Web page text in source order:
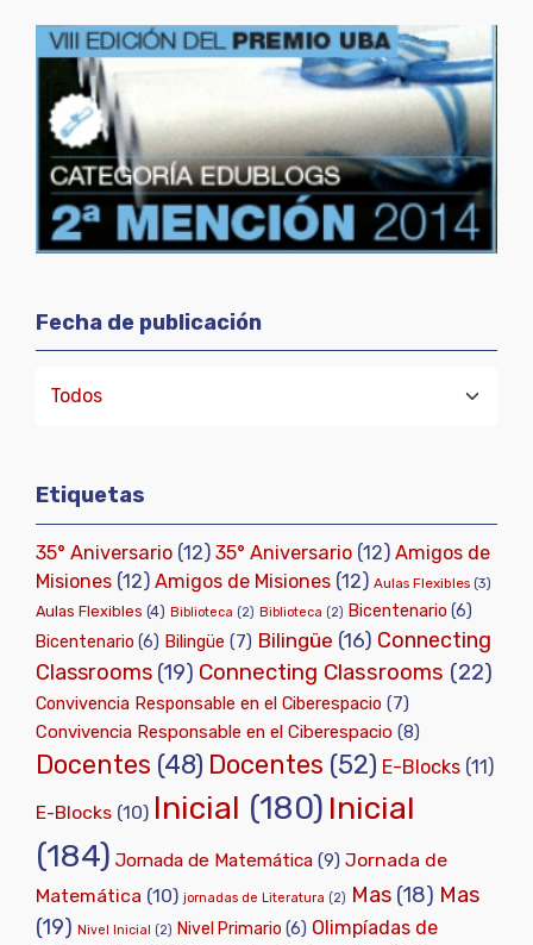
Fecha de publicación
Etiquetas
35° Aniversario (12) 35° Aniversario (12) Amigos de
Misiones (12) Amigos de Misiones (12) Aulas Flexibles (3)
Aulas Flexibles (4) Biblioteca (2) Biblioteca (2) Bicentenario (6)
Bicentenario (6) Bilingüe (7) Bilingüe (16) Connecting
Classrooms (19) Connecting Classrooms (22)
Convivencia Responsable en el Ciberespacio (7)
Convivencia Responsable en el Ciberespacio (8)
Docentes (48) Docentes (52) E-Blocks (11)
E-Blocks (10) Inicial (180) Inicial
(184) Jornada de Matemática (9) Jornada de
Matemática (10) jornadas de Literatura (2) Mas (18) Mas
(19) Nivel Inicial (2) Nivel Primario (6) Olimpíadas de